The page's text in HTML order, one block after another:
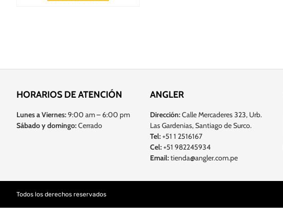
HORARIOS DE ATENCIÓN
Lunes a Viernes:9:00 am – 6:00 pm
Sábado y domingo:Cerrado
ANGLER
Dirección:Calle Mercaderes 323, Urb.
Las Gardenias, Santiago de Surco.
Tel:+51 1 2516167
Cel:+51 982245934
Email:tienda@angler.com.pe
Todos los derechos reservados